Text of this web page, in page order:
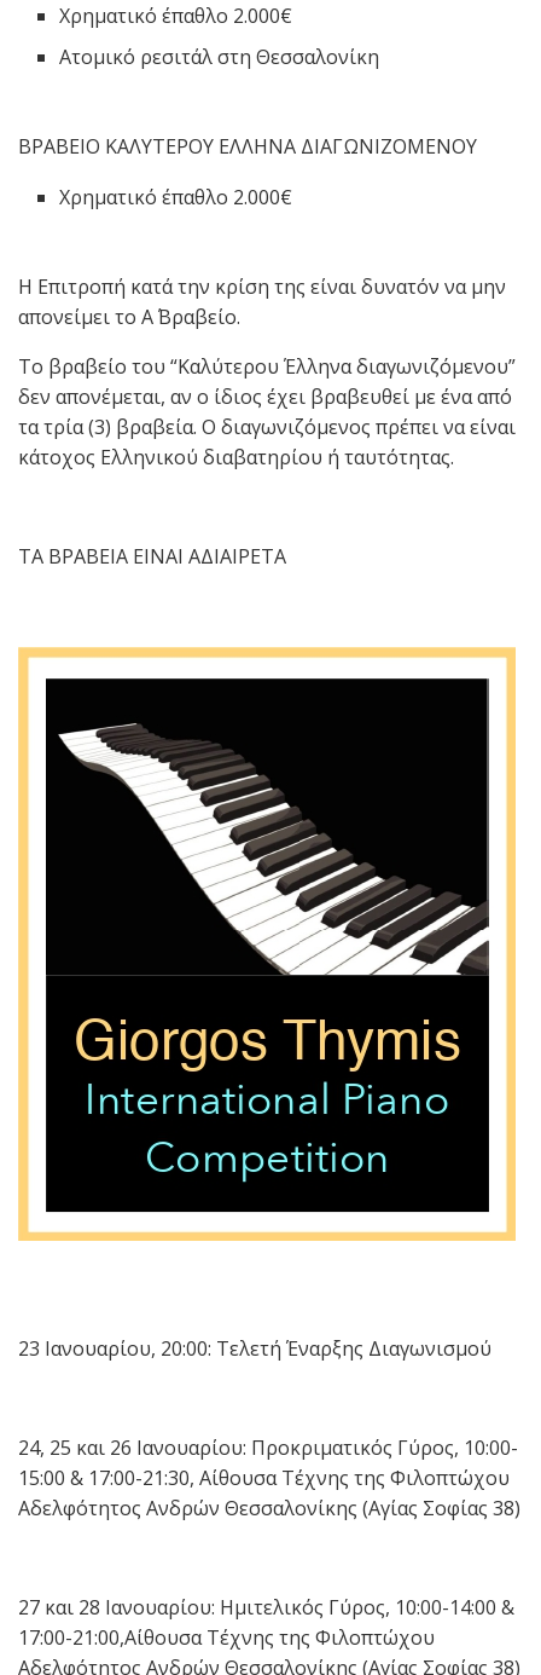
Χρηματικό έπαθλο 2.000€
Ατομικό ρεσιτάλ στη Θεσσαλονίκη
ΒΡΑΒΕΙΟ ΚΑΛΥΤΕΡΟΥ ΕΛΛΗΝΑ ΔΙΑΓΩΝΙΖΟΜΕΝΟΥ
Χρηματικό έπαθλο 2.000€
Η Επιτροπή κατά την κρίση της είναι δυνατόν να μην
απονείμει το Α΄ Βραβείο.
Το βραβείο του “Καλύτερου Έλληνα διαγωνιζόμενου”
δεν απονέμεται, αν ο ίδιος έχει βραβευθεί με ένα από
τα τρία (3) βραβεία. Ο διαγωνιζόμενος πρέπει να είναι
κάτοχος Ελληνικού διαβατηρίου ή ταυτότητας.
ΤΑ ΒΡΑΒΕΙΑ ΕΙΝΑΙ ΑΔΙΑΙΡΕΤΑ
23 Ιανουαρίου, 20:00: Τελετή Έναρξης Διαγωνισμού
24, 25 και 26 Ιανουαρίου: Προκριματικός Γύρος, 10:00-
15:00 & 17:00-21:30, Αίθουσα Τέχνης της Φιλοπτώχου
Αδελφότητος Ανδρών Θεσσαλονίκης (Αγίας Σοφίας 38)
27 και 28 Ιανουαρίου: Ημιτελικός Γύρος, 10:00-14:00 &
17:00-21:00,Αίθουσα Τέχνης της Φιλοπτώχου
Αδελφότητος Ανδρών Θεσσαλονίκης (Αγίας Σοφίας 38)